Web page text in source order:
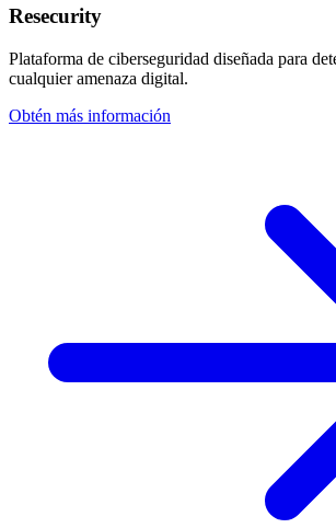
Resecurity
Plataforma de ciberseguridad diseñada para
cualquier amenaza digital.
Obtén más información